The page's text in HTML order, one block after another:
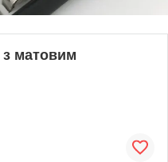
матовим